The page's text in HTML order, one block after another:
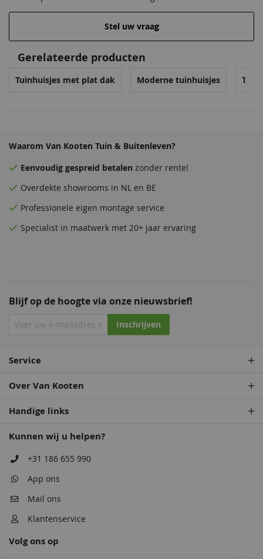
Stel uw vraag
Gerelateerde producten
Tuinhuisjes met plat dak Moderne tuinhuisjes
Blijf op de hoogte via onze nieuwsbrief!
Inschrijven
Waarom Van Kooten Tuin & Buitenleven?
Eenvoudig gespreid betalen zonder rente!
Overdekte showrooms in NL en BE
Professionele eigen montage service
Specialist in maatwerk met 20+ jaar ervaring
Service
Over Van Kooten
Handige links
Kunnen wij u helpen?
+31 186 655 990
App ons
Mail ons
Klantenservice
Volg ons op